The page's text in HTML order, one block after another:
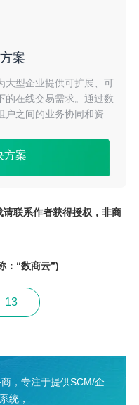
案
大型企业提供可扩展、可
的在线交易需求。通过数
之间的业务协同和资源
方案
联系作者获得授权，非商
：“数商云”)
13
，专注于提供SCM/企
统，